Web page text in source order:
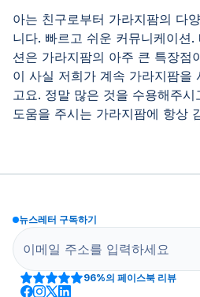
아는 친구로부터 가라지팜의 다
니다. 빠르고 쉬운 커뮤니케이션
션은 가라지팜의 아주 큰 특장점
이 사실 저희가 계속 가라지팜을
고요. 정말 많은 것을 수용해주
도움을 주시는 가라지팜에 항상
뉴스레터 구독하기
96%의 페이스북 리뷰